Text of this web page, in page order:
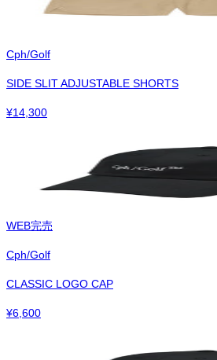
Cph/Golf
SIDE SLIT ADJUSTABLE SHORTS
¥14,300
WEB完売
Cph/Golf
CLASSIC LOGO CAP
¥6,600